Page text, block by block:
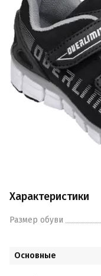
Характеристики
Размер обуви
Основные